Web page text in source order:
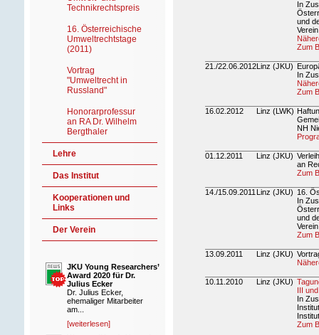
In
und
Zum
21./22.06.2012Linz (JKU)
In
Zum
16.02.2012 Linz (LWK)
NH
01.12.2011 Linz (JKU)
an
Zum
14./15.09.2011 Linz (JKU) 16.
In
und
Zum
13.09.2011 Linz (JKU)
10.11.2010 Linz (JKU)
III
In
Zum
Technikrechtspreis
16. Österreichische
Umweltrechtstage
(2011)
Vortrag
"Umweltrecht in
Russland"
Honorarprofessur
an RA Dr. Wilhelm
Bergthaler
Lehre
Das Institut
Kooperationen und
Links
Der Verein
JKU Young Researchers’
Award 2020 für Dr.
Julius Ecker
Dr. Julius Ecker,
ehemaliger Mitarbeiter
am...
[weiterlesen]